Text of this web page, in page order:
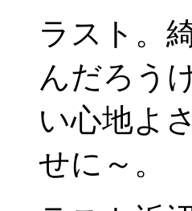
ラスト。
んだろう
い心地よ
せに～。